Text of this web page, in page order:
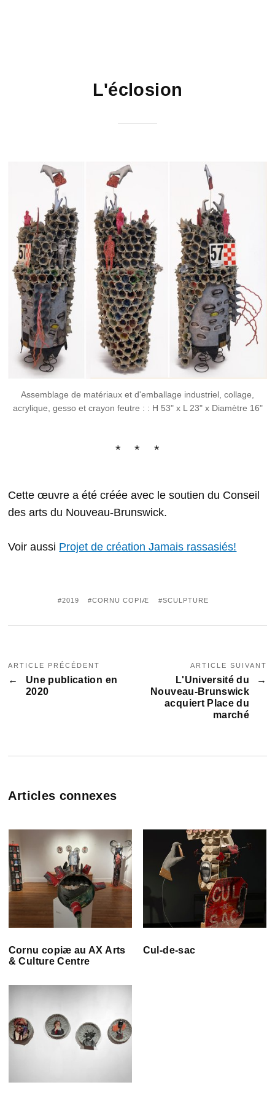
L'éclosion
Assemblage de matériaux et d'emballage industriel, collage,
acrylique, gesso et crayon feutre : : H 53" x L 23" x Diamètre 16"
Cette œuvre a été créée avec le soutien du Conseil
des arts du Nouveau-Brunswick.
Voir aussi Projet de création Jamais rassasiés!
2019 CORNU COPIÆ SCULPTURE
ARTICLE PRÉCÉDENT
Une publication en
2020
ARTICLE SUIVANT
L'Université du
Nouveau-Brunswick
acquiert Place du
marché
Articles connexes
Cornu copiæ au AX Arts
& Culture Centre
Cul-de-sac